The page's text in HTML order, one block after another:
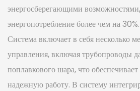
энергосберегающими
энергопотребление более чем на 30%.
Система включает в себя несколько
управления, включая трубопроводы
поплавкового шара, что
надежную работу. В систему